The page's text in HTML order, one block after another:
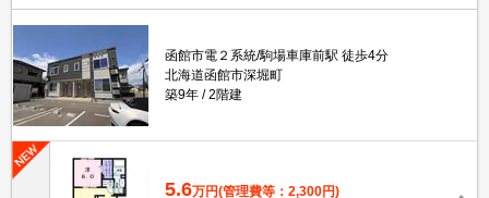
函館市電２系統/駒場車庫前駅 徒歩4分
北海道函館市深堀町
築9年
2階建
5.6万円(管理費等：2,300円)